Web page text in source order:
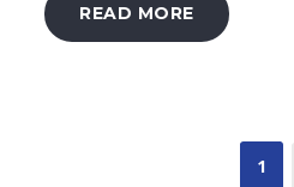
READ MORE
1